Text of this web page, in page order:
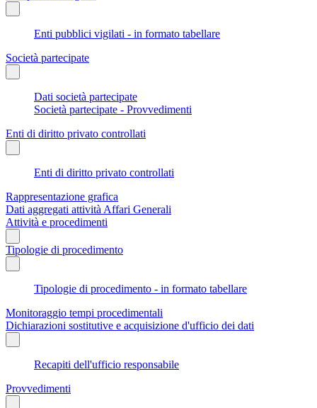
Enti pubblici vigilati - in formato tabellare
Società partecipate
Dati società partecipate
Società partecipate - Provvedimenti
Enti di diritto privato controllati
Enti di diritto privato controllati
Rappresentazione grafica
Dati aggregati attività Affari Generali
Attività e procedimenti
Tipologie di procedimento
Tipologie di procedimento - in formato tabellare
Monitoraggio tempi procedimentali
Dichiarazioni sostitutive e acquisizione d'ufficio dei dati
Recapiti dell'ufficio responsabile
Provvedimenti